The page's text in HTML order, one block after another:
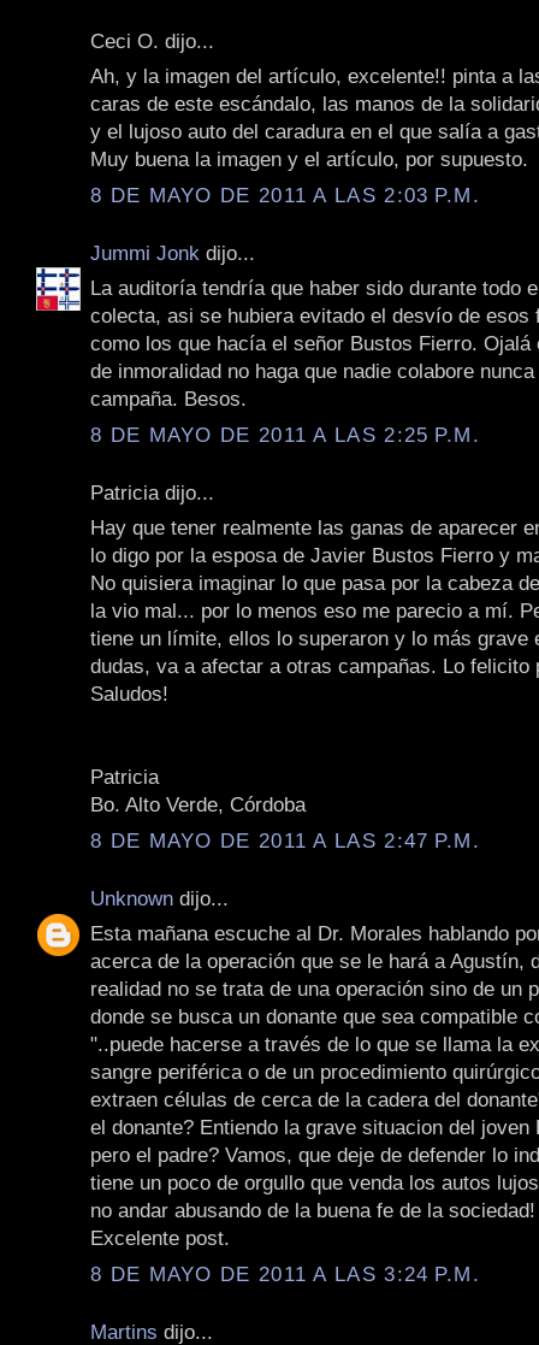
Ceci O. dijo...
Ah, y la imagen del artículo, excelente!! pinta a
caras de este escándalo, las manos de la
y el lujoso auto del caradura en el que salía a
Muy buena la imagen y el artículo, por supuesto.
8 DE MAYO DE 2011 A LAS 2:03 P.M.
Jummi Jonk dijo...
La auditoría tendría que haber sido durante todo
colecta, asi se hubiera evitado el desvío de esos
como los que hacía el señor Bustos Fierro. Ojalá
de inmoralidad no haga que nadie colabore
campaña. Besos.
8 DE MAYO DE 2011 A LAS 2:25 P.M.
Patricia dijo...
Hay que tener realmente las ganas de aparecer
lo digo por la esposa de Javier Bustos Fierro y
No quisiera imaginar lo que pasa por la cabeza
la vio mal... por lo menos eso me parecio a mí.
tiene un límite, ellos lo superaron y lo más grave
dudas, va a afectar a otras campañas. Lo felicito
Saludos!
Patricia
Bo. Alto Verde, Córdoba
8 DE MAYO DE 2011 A LAS 2:47 P.M.
Unknown dijo...
Esta mañana escuche al Dr. Morales hablando
acerca de la operación que se le hará a Agustín,
realidad no se trata de una operación sino de un
donde se busca un donante que sea compatible
"..puede hacerse a través de lo que se llama la
sangre periférica o de un procedimiento
extraen células de cerca de la cadera del
el donante? Entiendo la grave situacion del joven
pero el padre? Vamos, que deje de defender lo
tiene un poco de orgullo que venda los autos
no andar abusando de la buena fe de la sociedad!
Excelente post.
8 DE MAYO DE 2011 A LAS 3:24 P.M.
Martins dijo...